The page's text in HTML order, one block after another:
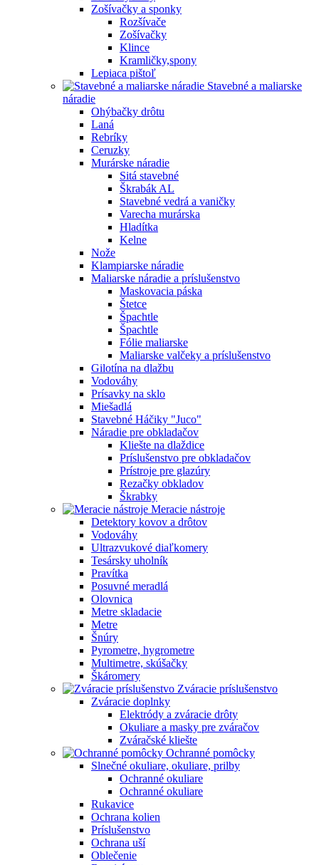
Zošívačky a sponky
Rozšívače
Zošívačky
Klince
Kramličky,spony
Lepiaca pištoľ
Stavebné a maliarske
náradie
Ohýbačky drôtu
Laná
Rebríky
Ceruzky
Murárske náradie
Sitá stavebné
Škrabák AL
Stavebné vedrá a vaničky
Varecha murárska
Hladítka
Kelne
Nože
Klampiarske náradie
Maliarske náradie a príslušenstvo
Maskovacia páska
Štetce
Špachtle
Špachtle
Fólie maliarske
Maliarske valčeky a príslušenstvo
Gilotína na dlažbu
Vodováhy
Prísavky na sklo
Miešadlá
Stavebné Háčiky "Juco"
Náradie pre obkladačov
Kliešte na dlaždice
Príslušenstvo pre obkladačov
Prístroje pre glazúry
Rezačky obkladov
Škrabky
Meracie nástroje
Detektory kovov a drôtov
Vodováhy
Ultrazvukové diaľkomery
Tesársky uholník
Pravítka
Posuvné meradlá
Olovnica
Metre skladacie
Metre
Šnúry
Pyrometre, hygrometre
Multimetre, skúšačky
Škáromery
Zváracie príslušenstvo
Zváracie doplnky
Elektródy a zváracie drôty
Okuliare a masky pre zváračov
Zváračské kliešte
Ochranné pomôcky
Slnečné okuliare, okuliare, prilby
Ochranné okuliare
Ochranné okuliare
Rukavice
Ochrana kolien
Príslušenstvo
Ochrana uší
Oblečenie